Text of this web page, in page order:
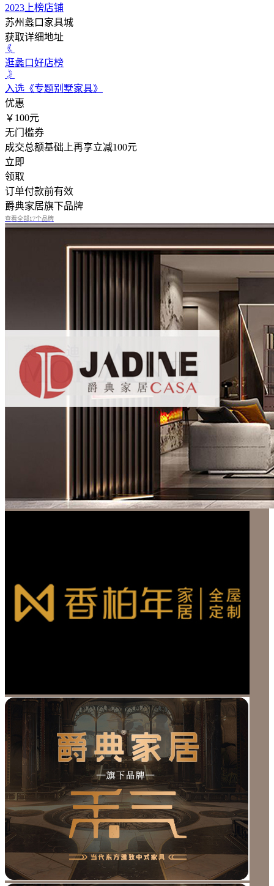
2023上榜店铺
苏州蠡口家具城
获取详细地址
逛蠡口好店榜
入选《专题别墅家具》
优惠
￥100元
无门槛券
成交总额基础上再享立减100元
立即
领取
订单付款前有效
爵典家居旗下品牌
查看全部17个品牌